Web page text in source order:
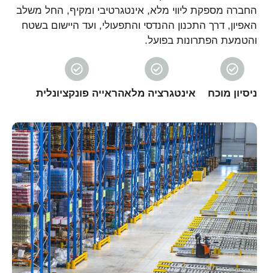
החברה מספקת ליווי מלא, אינטגרטיבי ומקיף, החל משלב
האפיון, דרך התכנון ההנדסי והתפעולי, ועד היישום בשטח
והטמעת הפתרונות בפועל.
ניסיון מוכח אינטגרציה מלאהראייה פונקציונלית